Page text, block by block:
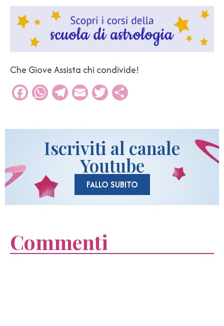
Che Giove Assista chi condivide!
Facebook
WhatsApp
Telegram
EmailTwitter
Iscriviti al canale
Youtube
FALLO SUBITO
Commenti